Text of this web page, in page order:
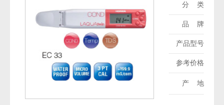
分 类：
品 牌：
产品型号：
参考价格：
产 地：